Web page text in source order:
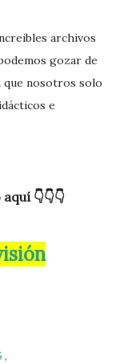
archivos
gozar de
que nosotros solo
e
👇👇👇